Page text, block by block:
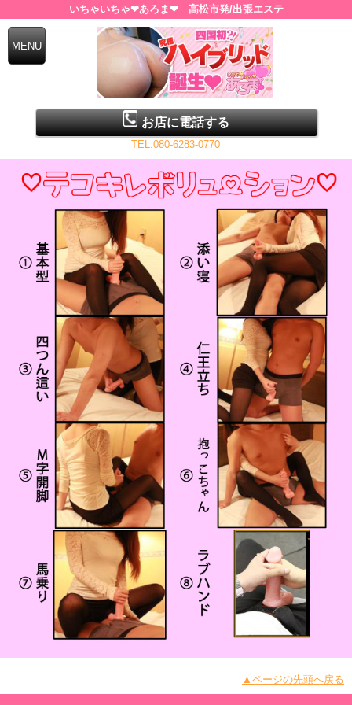
いちゃいちゃ❤あろま❤ 高松市発/出張エステ
お店に電話する
TEL.080-6283-0770
▲ページの先頭へ戻る